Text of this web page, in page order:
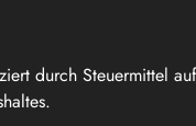
durch Steuermittel